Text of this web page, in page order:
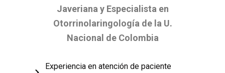
Javeriana y Especialista en
Otorrinolaringología de la U.
Nacional de Colombia
Experiencia en atención de paciente